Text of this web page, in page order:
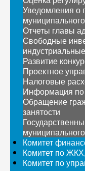
Уведомления о
Отчеты главы
Свободные
Развитие
Проектное
Налоговые
Информация по
Обращение
занятости
Комитет
Комитет по
Комитет по